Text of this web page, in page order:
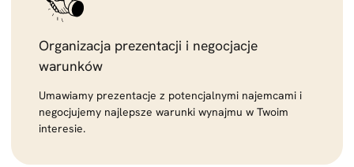
Organizacja prezentacji i negocjacje
warunków
Umawiamy prezentacje z potencjalnymi najemcami i
negocjujemy najlepsze warunki wynajmu w Twoim
interesie.